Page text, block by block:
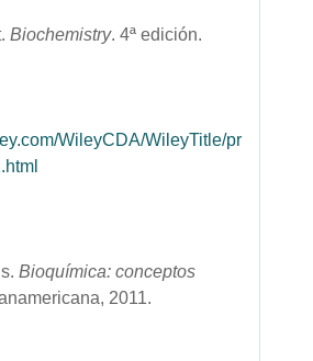
Biochemistry. 4ª edición.
WileyCDA/WileyTitle/productCd-
Bioquímica: conceptos
2011.